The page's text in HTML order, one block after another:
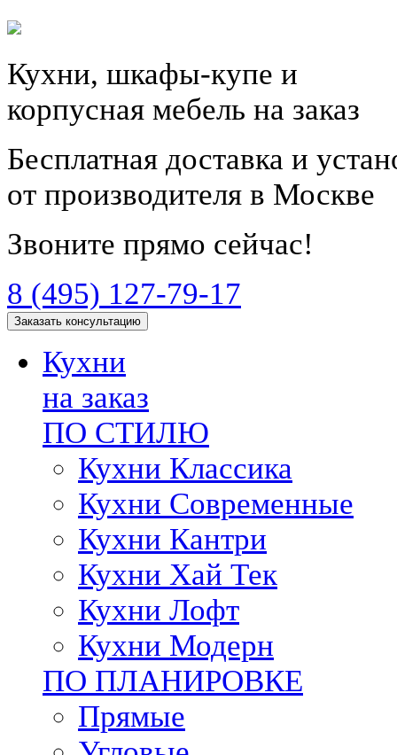
Кухни, шкафы-купе и
корпусная мебель на заказ
Бесплатная доставка и
от производителя в Москве
Звоните прямо сейчас!
8 (495) 127-79-17
Заказать консультацию
Кухни
на заказ
ПО СТИЛЮ
Кухни Классика
Кухни Современные
Кухни Кантри
Кухни Хай Тек
Кухни Лофт
Кухни Модерн
ПО ПЛАНИРОВКЕ
Прямые